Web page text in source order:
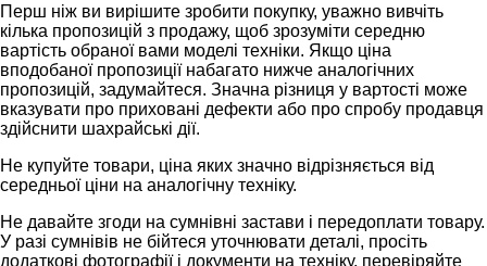
Перш ніж ви вирішите зробити покупку, уважно вивчіть
кілька пропозицій з продажу, щоб зрозуміти середню
вартість обраної вами моделі техніки. Якщо ціна
вподобаної пропозиції набагато нижче аналогічних
пропозицій, задумайтеся. Значна різниця у вартості може
вказувати про приховані дефекти або про спробу продавця
здійснити шахрайські дії.
Не купуйте товари, ціна яких значно відрізняється від
середньої ціни на аналогічну техніку.
Не давайте згоди на сумнівні застави і передоплати товару.
У разі сумнівів не бійтеся уточнювати деталі, просіть
додаткові фотографії і документи на техніку, перевіряйте